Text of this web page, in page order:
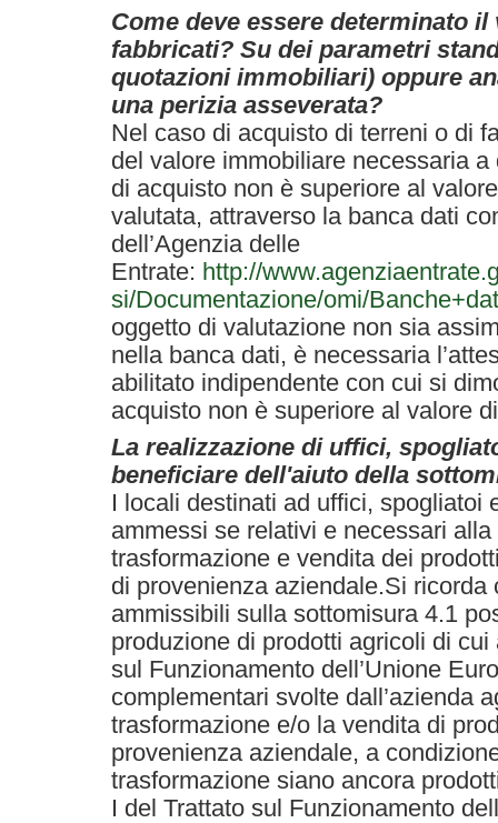
Come deve essere determinato
fabbricati? Su dei parametri
quotazioni immobiliari) oppure
una perizia asseverata?
Nel caso di acquisto di terreni o di
del valore immobiliare necessaria
di acquisto non è superiore al
valutata, attraverso la banca dati
dell’Agenzia delle
Entrate: http://
si/Documentazione/omi/
oggetto di valutazione non sia
nella banca dati, è necessaria
abilitato indipendente con cui si
acquisto non è superiore al valore
La realizzazione di uffici,
beneficiare dell'aiuto della
I locali destinati ad uffici, spogliatoi
ammessi se relativi e necessari
trasformazione e vendita dei
di provenienza aziendale.Si ricorda
ammissibili sulla sottomisura 4.1
produzione di prodotti agricoli di cui
sul Funzionamento dell’Unione
complementari svolte dall’azienda
trasformazione e/o la vendita di
provenienza aziendale, a
trasformazione siano ancora
I del Trattato sul Funzionamento